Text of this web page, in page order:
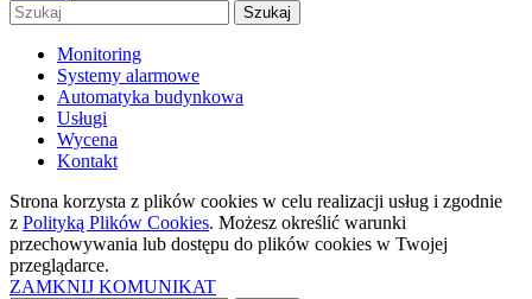
Szukaj
Monitoring
Systemy alarmowe
Automatyka budynkowa
Usługi
Wycena
Kontakt
Strona korzysta z plików cookies w celu realizacji usług i zgodnie
z Polityką Plików Cookies. Możesz określić warunki
przechowywania lub dostępu do plików cookies w Twojej
przeglądarce.
ZAMKNIJ KOMUNIKAT